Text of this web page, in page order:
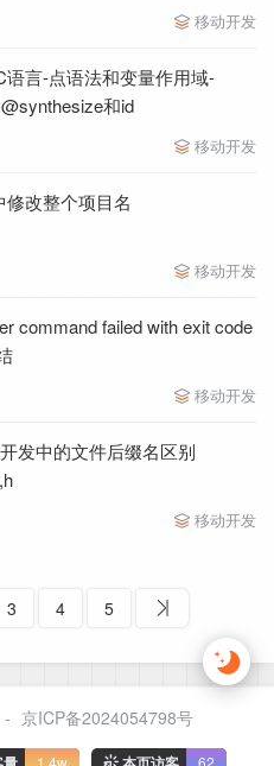
移动开发
语言-点语法和变量作用域-
和id
移动开发
修改整个项目名
移动开发
command failed with exit code
移动开发
发中的文件后缀名区别
移动开发
3 4 5
- 京ICP备2024054798号
1.4w 62